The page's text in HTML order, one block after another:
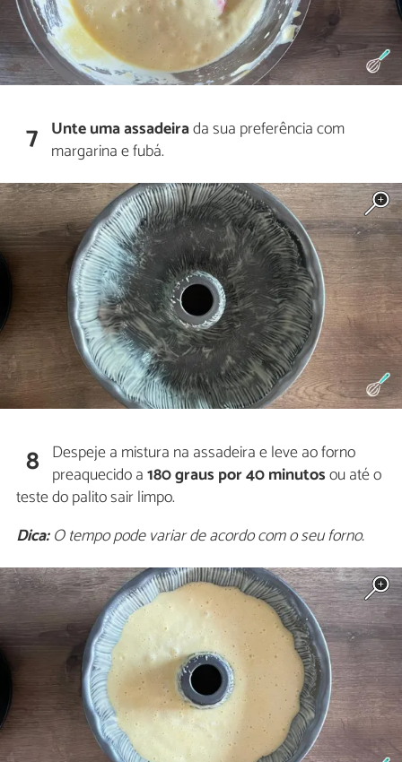
7 Unte uma assadeirada sua preferência com
margarina e fubá.
8 Despeje a mistura na assadeira e leve ao forno
preaquecido a180 graus por 40 minutosou até o
teste do palito sair limpo.
Dica:O tempo pode variar de acordo com o seu forno.